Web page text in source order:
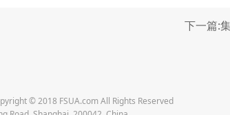
下一篇:
© 2018 FSUA.com All Rights Reserved